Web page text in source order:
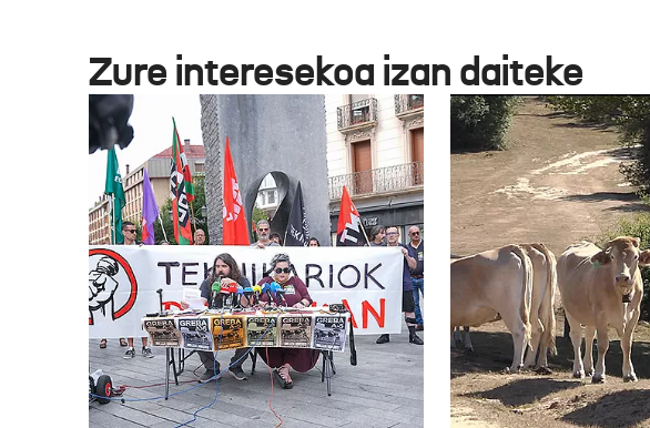
Zure interesekoa izan daiteke